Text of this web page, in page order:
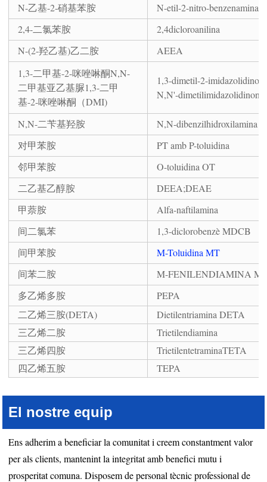
N-乙基-2-硝基苯胺
N-etil-2-nitro-benzenamina
2,4-二氯苯胺
2,4dicloroanilina
N-(2-羟乙基)乙二胺
AEEA
1,3-二甲基-2-咪唑啉酮N,N-
二甲基亚乙基脲1,3-二甲
基-2-咪唑啉酮（DMI)
1,3-dimetil-2-
N,N'-dimetilimidazolidinona
N,N-二苄基羟胺
N,N-dibenzilhidroxilamina
对甲苯胺
PT amb P-toluidina
邻甲苯胺
O-toluidina OT
二乙基乙醇胺
DEEA;DEAE
甲萘胺
Alfa-naftilamina
间二氯苯
1,3-diclorobenzè MDCB
间甲苯胺
M-Toluidina MT
间苯二胺
M-FENILENDIAMINA
多乙烯多胺
PEPA
二乙烯三胺(DETA)
Dietilentriamina DETA
三乙烯二胺
Trietilendiamina
三乙烯四胺
TrietilentetraminaTETA
四乙烯五胺
TEPA
El nostre equip
Ens adherim a beneficiar la comunitat i creem constantment valor
per als clients, mantenint la integritat amb benefici mutu i
prosperitat comuna. Disposem de personal tècnic professional de